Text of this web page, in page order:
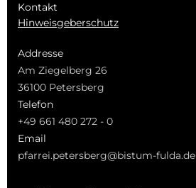
Kontakt
Hinweisgeberschutz
Addresse
Am Ziegelberg 26
36100 Petersberg
Telefon
+49 661 480 272 - 0
Email
pfarrei.petersberg@bistum-fulda.de